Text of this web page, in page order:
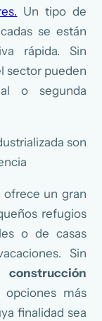
Un tipo de
se están
rápida. Sin
sector pueden
o segunda
son
ofrece un gran
refugios
o de casas
Sin
construcción
más
finalidad sea